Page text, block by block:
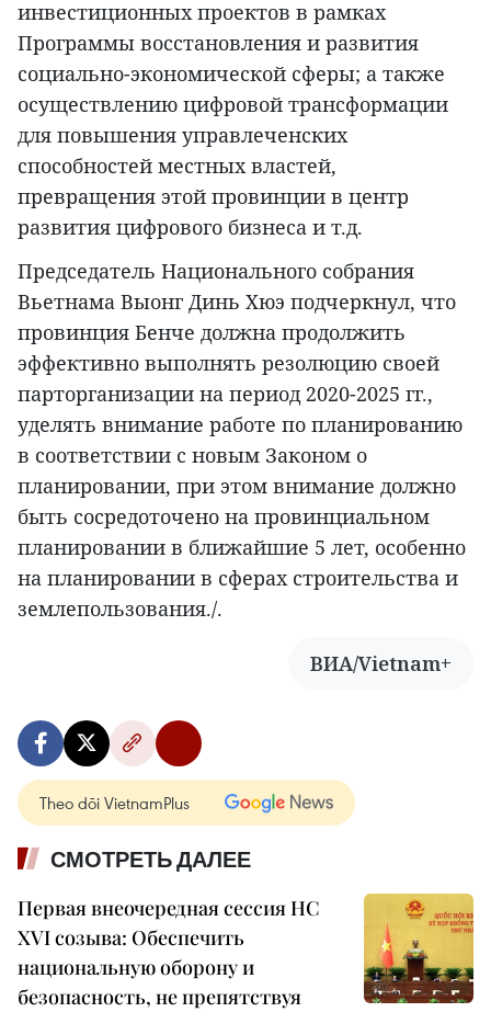
инвестиционных проектов в рамках
Программы восстановления и развития
социально-экономической сферы; а также
осуществлению цифровой трансформации
для повышения управлеченских
способностей местных властей,
превращения этой провинции в центр
развития цифрового бизнеса и т.д.
Председатель Национального собрания
Вьетнама Выонг Динь Хюэ подчеркнул, что
провинция Бенче должна продолжить
эффективно выполнять резолюцию своей
парторганизации на период 2020-2025 гг.,
уделять внимание работе по планированию
в соответствии с новым Законом о
планировании, при этом внимание должно
быть сосредоточено на провинциальном
планировании в ближайшие 5 лет, особенно
на планировании в сферах строительства и
землепользования./.
ВИА/Vietnam+
Theo dõi VietnamPlus
СМОТРЕТЬ ДАЛЕЕ
Первая внеочередная сессия НС
XVI созыва: Обеспечить
национальную оборону и
безопасность, не препятствуя